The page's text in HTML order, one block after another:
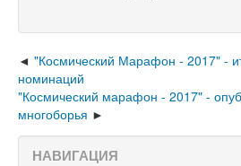
"Космический Марафон - 2017" -
номинаций
"Космический марафон - 2017" -
многоборья
НАВИГАЦИЯ